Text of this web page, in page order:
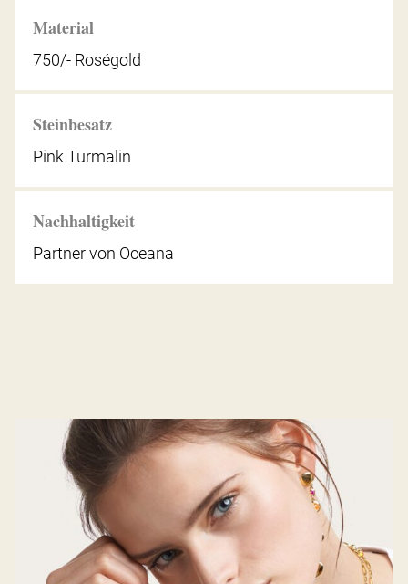
Material
750/- Roségold
Steinbesatz
Pink Turmalin
Nachhaltigkeit
Partner von Oceana